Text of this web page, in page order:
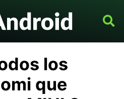
los
que